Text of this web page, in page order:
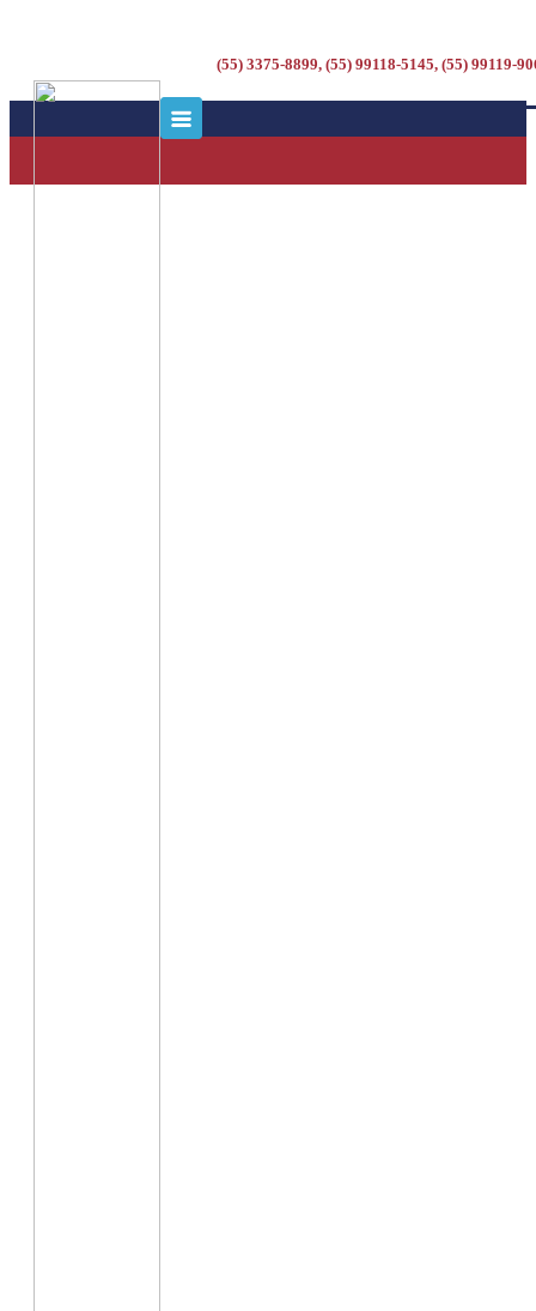
(55) 3375-8899, (55) 99118-5145, (55) 99119-